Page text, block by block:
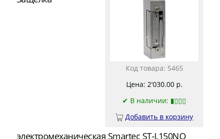
Код товара: 5465
Цена: 2'030.00 р.
✔ В наличии: ▮▯▯▯
Добавить в корзину
электромеханическая Smartec ST-L150NO